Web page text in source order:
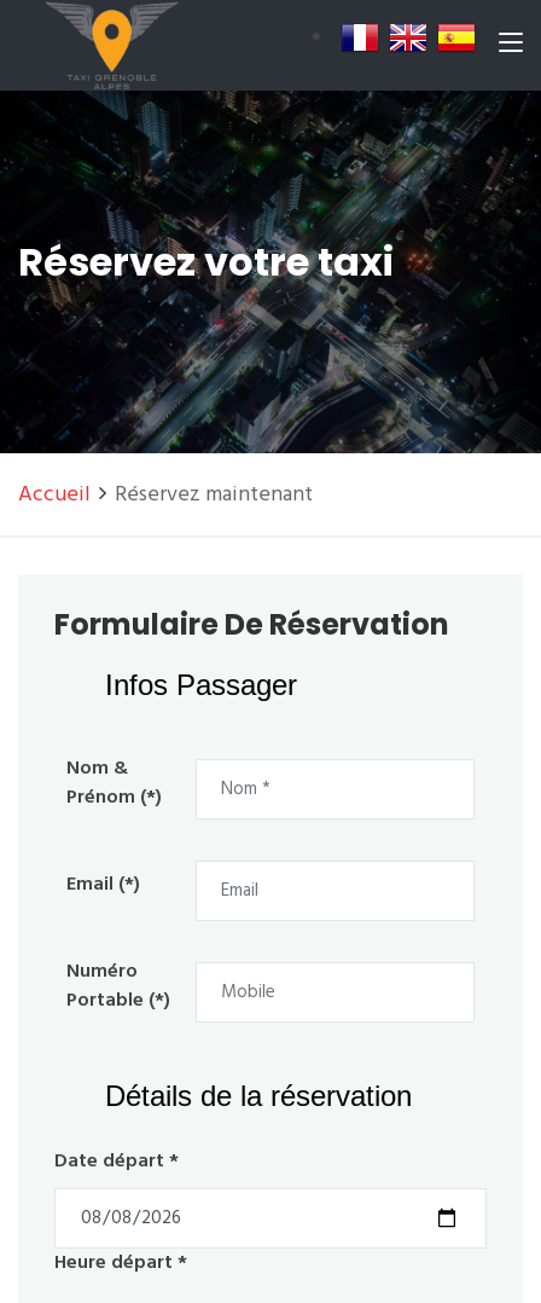
Réservez votre taxi
Accueil Réservez maintenant
Formulaire De Réservation
Infos Passager
Nom &
Prénom (*)
Email (*)
Numéro
Portable (*)
Détails de la réservation
Date départ *
Heure départ *